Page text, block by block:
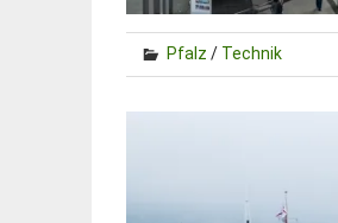
Pfalz / Technik